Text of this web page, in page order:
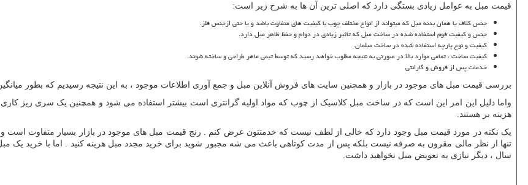
قیمت مبل به عوامل زیادی بستگی دارد که اصلی ترین آن ها به شرح زیر است:
جنس کلاف یا همان بدنه مبل که میتواند از انواع مختلف چوب با کیفیت های متفاوت باشد و یا حتی ازجنس فلز.
جنس و کیفیت فوم استفاده شده در ساخت مبل که تاثیر زیادی در دوام و حفظ ظاهر مبل دارد.
کیفیت و نوع پارچه استفاده شده در ساخت مبلمان.
کیفیت ساخت ، تمامی موارد بالا در صورتی به نتیجه مطلوب خواهد رسید که توسط تیمی ماهر طراحی و ساخته شوند.
خدمات پس از فروش و گارانتی
بررسی قیمت مبل های موجود در بازار و همچنین سایت های فروش آنلاین مبل و جمع آوری اطلاعات موجود ، به این نتیجه رسیدیم که بطور میانگین قیمت مبل های کلاسیک حدود
واما دلیل این امر این است که در ساخت مبل کلاسیک از چوب که مواد اولیه گرانتری است بیشتر استفاده می شود و همچنین یک سری ریز
هزینه بر هستند.
یک نکته در مورد قیمت مبل وجود دارد که خالی از لطف نیست که خدمتتون عرض کنم . رنج قیمت مبل های موجود در بازار بسیار متفاوت است
تنها از نظر مالی مقرون به صرفه نیست بلکه پس از مدت کوتاهی باعث می شه مجبور شوید برای خرید مجدد مبل هزینه کنید . اما با خرید یک مبل
سال ، دیگر نیازی به تعویض مبل نخواهید داشت.